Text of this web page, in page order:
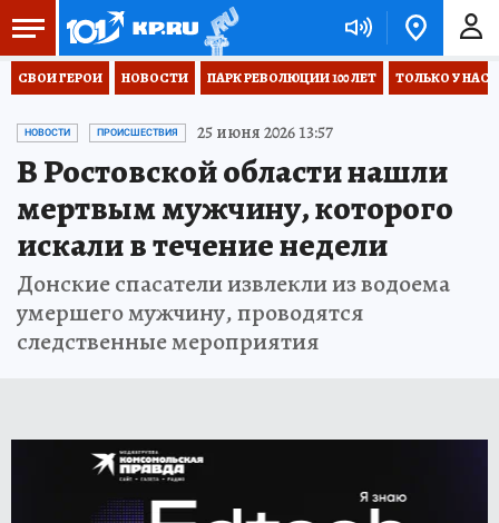
СВОИ ГЕРОИ НОВОСТИ ПАРК РЕВОЛЮЦИИ 100 ЛЕТ ТОЛЬКО У НАС
НОВОСТИ ПРОИСШЕСТВИЯ 25 июня 2026 13:57
В Ростовской области нашли
мертвым мужчину, которого
искали в течение недели
Донские спасатели извлекли из водоема
умершего мужчину, проводятся
следственные мероприятия